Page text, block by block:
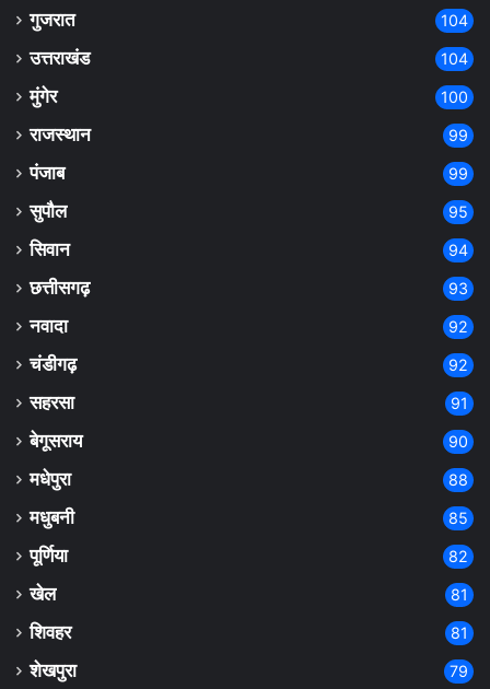
गुजरात 104
उत्तराखंड 104
मुंगेर 100
राजस्थान 99
पंजाब 99
सुपौल 95
सिवान 94
छत्तीसगढ़ 93
नवादा 92
चंडीगढ़ 92
सहरसा 91
बेगूसराय 90
मधेपुरा 88
मधुबनी 85
पूर्णिया 82
खेल 81
शिवहर 81
शेखपुरा 79